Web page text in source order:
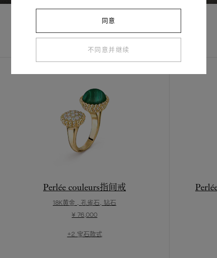
完整套装
Perlée couleurs指间戒
18K黄金 , 孔雀石, 钻石
¥ 76,000
+2 宝石款式
同意
不同意并继续